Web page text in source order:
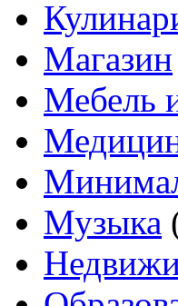
Магазин
Мебель
Музыка